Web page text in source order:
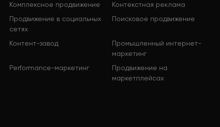
Комплексное продвижение
Контекстная реклама
Продвижение в социальных
сетях
Поисковое продвижение
Контент-завод
Промышленный интернет-
маркетинг
Performance-маркетинг
Продвижение на
маркетплейсах